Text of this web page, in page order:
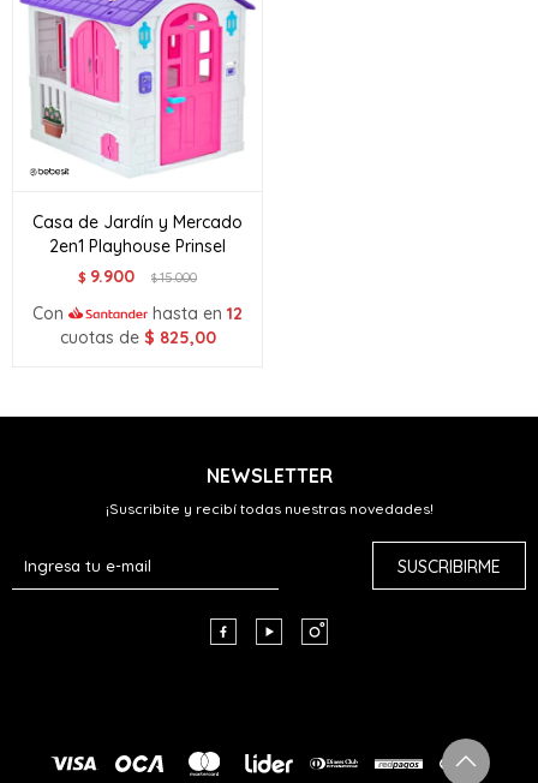
Casa de Jardín y Mercado
2en1 Playhouse Prinsel
$ 9.900 $15.000
Con hasta en 12
cuotas de $ 825,00
NEWSLETTER
¡Suscribite y recibí todas nuestras novedades!
SUSCRIBIRME
  